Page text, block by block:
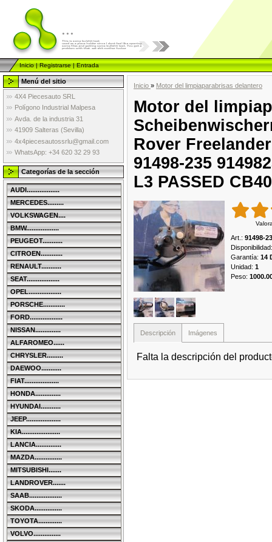
...
Inicio|Registrarse|Entrada
Menú del sitio
4X4 Piecesauto SRL
Polígono Industrial Malpesa
Avda. de la industria 31
41909 Salteras (Sevilla)
4x4piecesautossrlu@gmail.com
WhatsApp: +34 620 32 29 93
Categorías de la sección
AUDI..................
MERCEDES.........
VOLKSWAGEN....
BMW..................
PEUGEOT...........
CITROEN............
RENAULT...........
SEAT..................
OPEL..................
PORSCHE............
FORD..................
NISSAN..............
ALFAROMEO......
CHRYSLER.........
DAEWOO...........
FIAT...................
HONDA..............
HYUNDAI...........
JEEP...................
KIA.....................
LANCIA..............
MAZDA...............
MITSUBISHI.......
LANDROVER.......
SAAB..................
SKODA...............
TOYOTA.............
VOLVO...............
Inicio » Motor del limpiaparabrisas delantero
Motor del
Rover
91498-235
L3 PASSED
Art. : 91498-
Disponibilidad:
Garantía: 14
Unidad: 1
Peso:
Descripción Imágenes
Falta la descripción del